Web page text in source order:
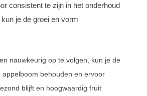
consistent te zijn in het onderhoud
je de groei en vorm
nauwkeurig op te volgen, kun je de
appelboom behouden en ervoor
blijft en hoogwaardig fruit